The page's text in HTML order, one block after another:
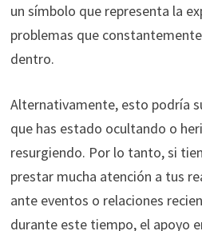
un símbolo que representa la
problemas que
dentro.
Alternativamente, esto podría
que has estado ocultando o
resurgiendo. Por lo tanto, si
prestar mucha atención a tus
ante eventos o relaciones
durante este tiempo, el apoyo